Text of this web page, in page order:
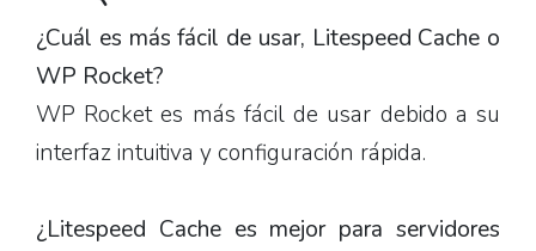
¿Cuál es más fácil de usar, Litespeed Cache o
WP Rocket?
WP Rocket es más fácil de usar debido a su
interfaz intuitiva y configuración rápida.
¿Litespeed Cache es mejor para servidores